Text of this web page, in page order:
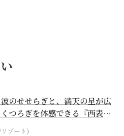
のせせらぎと、満天の星が広
つろぎを体感できる『西表島
by...ゾート)